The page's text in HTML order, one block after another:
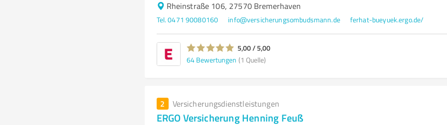
Rheinstraße 106, 27570 Bremerhaven
Tel. 0471 90080160 info@versicherungsombudsmann.de ferhat-bueyuek.ergo.de/
5,00 / 5,00
64 Bewertungen (1 Quelle)
2 Versicherungsdienstleistungen
ERGO Versicherung Henning Feuß